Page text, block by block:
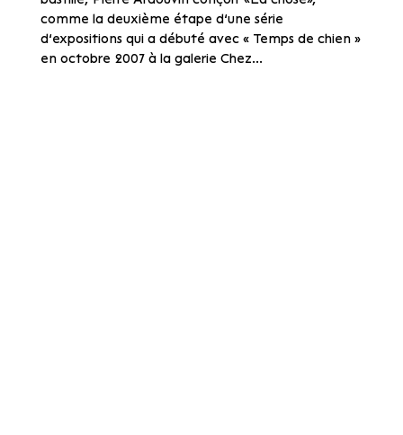
comme la deuxième étape d’une série
d’expositions qui a débuté avec « Temps de chien »
en octobre 2007 à la galerie Chez...